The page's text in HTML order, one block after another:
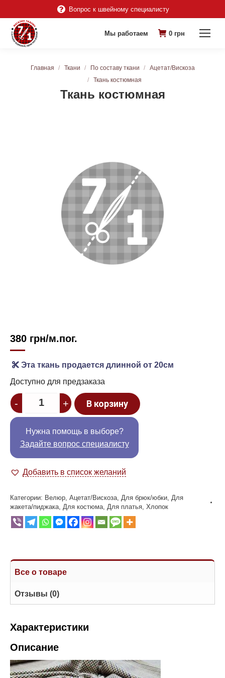
Вопрос к швейному специалисту
Мы работаем 0 грн
Ткань костюмная
Вы здесь:
Главная Ткани По составу ткани
Ацетат/Вискоза
Ткань костюмная
380 грн/м.пог.
Эта ткань продается длинной от 20см
Доступно для предзаказа
Quantity
- + В корзину
Нужна помощь в выборе?
Задайте вопрос специалисту
Добавить в список желаний
Категории: Велюр, Ацетат/Вискоза, Для брюк/юбки, Для
жакета/пиджака, Для костюма, Для платья, Хлопок
Все о товаре
Отзывы (0)
Характеристики
Описание